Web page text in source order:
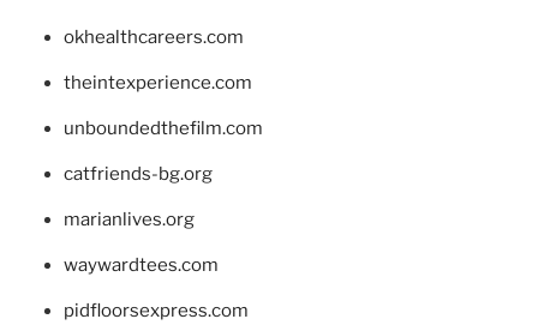
okhealthcareers.com
theintexperience.com
unboundedthefilm.com
catfriends-bg.org
marianlives.org
waywardtees.com
pidfloorsexpress.com